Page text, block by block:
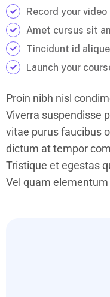
Record your video
Amet cursus sit
Tincidunt id
Launch your
Proin nibh nisl
Viverra suspendisse
vitae purus faucibus
dictum at tempor
Tristique et egestas
Vel quam